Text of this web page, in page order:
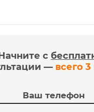
с
— всего